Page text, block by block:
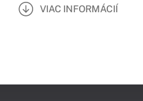
VIAC INFORMÁCIÍ